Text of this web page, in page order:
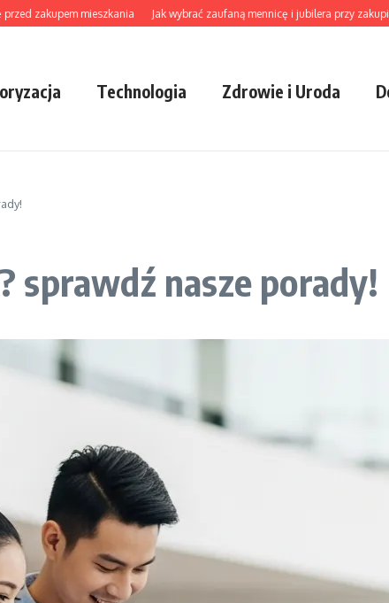
mieszkania Jak wybrać zaufaną mennicę i jubilera przy zakupie
Technologia Zdrowie i Uroda
sprawdź nasze porady!